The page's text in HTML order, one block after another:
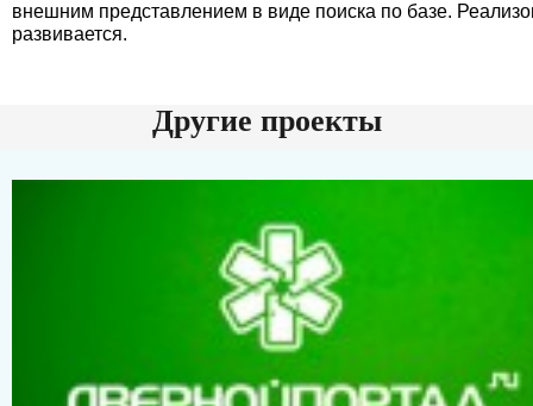
внешним представлением в виде поиска по базе.
развивается.
Другие проекты